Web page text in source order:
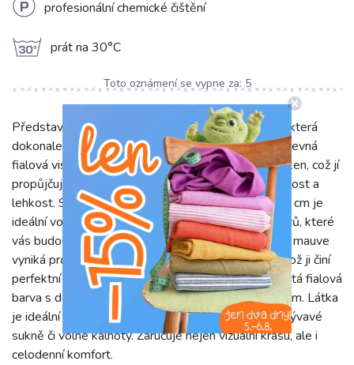
L profesionální chemické čištění
g prát na 30°C
Představujeme Viskózu RADIANCE mauve, látku, která
dokonale spojuje eleganci a komfort. Tato jednobarevná
fialová viskóza je utkaná ze 100% viskózových vláken, což jí
propůjčuje mimořádně jemný omak, luxusní splývavost a
lehkost. S gramáží pouhých 110 g/m2 a šířkou 142 cm je
ideální volbou pro šití vzdušných a prodyšných oděvů, které
vás budou hýčkat po celý den. Viskóza RADIANCE mauve
vyniká prodyšností a schopností odvádět vlhkost, což ji činí
perfektní pro teplé období. Její jemná struktura a sytá fialová
barva s decentním leskem dodají každému kusu šarm. Látka
je ideální pro lehké letní šaty, elegantní halenky, splývavé
sukně či volné kalhoty. Zaručuje nejen vizuální krásu, ale i
celodenní komfort.
Toto oznámení se vypne za:5